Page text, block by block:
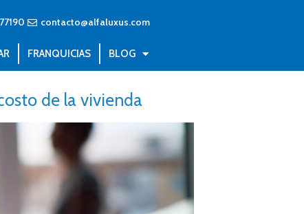
contacto@alfaluxus.com
FRANQUICIAS BLOG
de la vivienda